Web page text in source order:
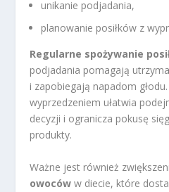
unikanie podjadania,
planowanie posiłków z
Regularne spożywanie
podjadania pomagają
i zapobiegają napadom głodu.
wyprzedzeniem ułatwia
decyzji i ogranicza pokusę
produkty.
Ważne jest również
owoców w diecie, które